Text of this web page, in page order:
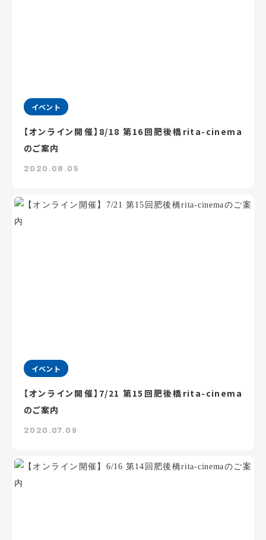
イベント
【オンライン開催】8/18 第16回肥後橋rita-cinema
のご案内
2020.08.05
イベント
【オンライン開催】7/21 第15回肥後橋rita-cinema
のご案内
2020.07.09